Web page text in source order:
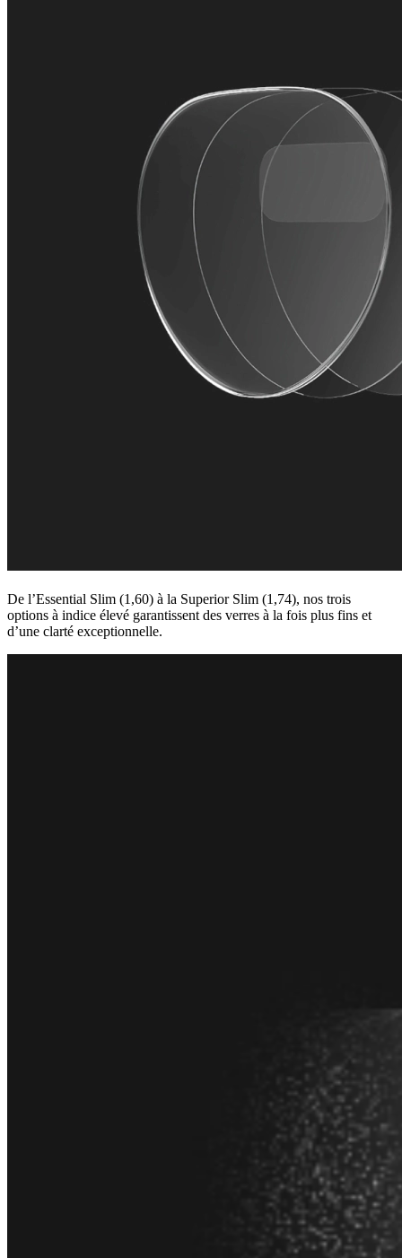
De l’Essential Slim (1,60) à la Superior Slim (1,74), nos trois
options à indice élevé garantissent des verres à la fois plus fins et
d’une clarté exceptionnelle.